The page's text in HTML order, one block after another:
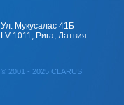
Ул. Мукусалас 41Б
LV 1011, Рига, Латвия
© 2001 - 2025 CLARUS